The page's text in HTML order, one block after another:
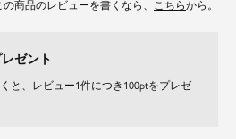
ボール生地を使用。
おすすめ素材感です。
商品のレビューを書くなら、 こちらから。
ゼント
と、レビュー1件につき100ptをプレゼ